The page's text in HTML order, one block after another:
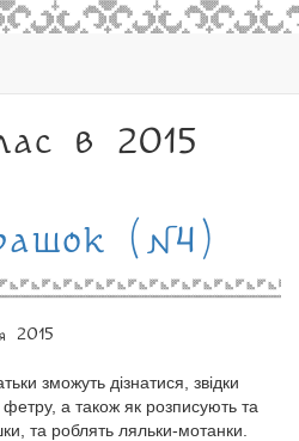
в 2015
(№4)
2015
зможуть дізнатися, звідки
фетру, а також як розписують та
та роблять ляльки-мотанки.